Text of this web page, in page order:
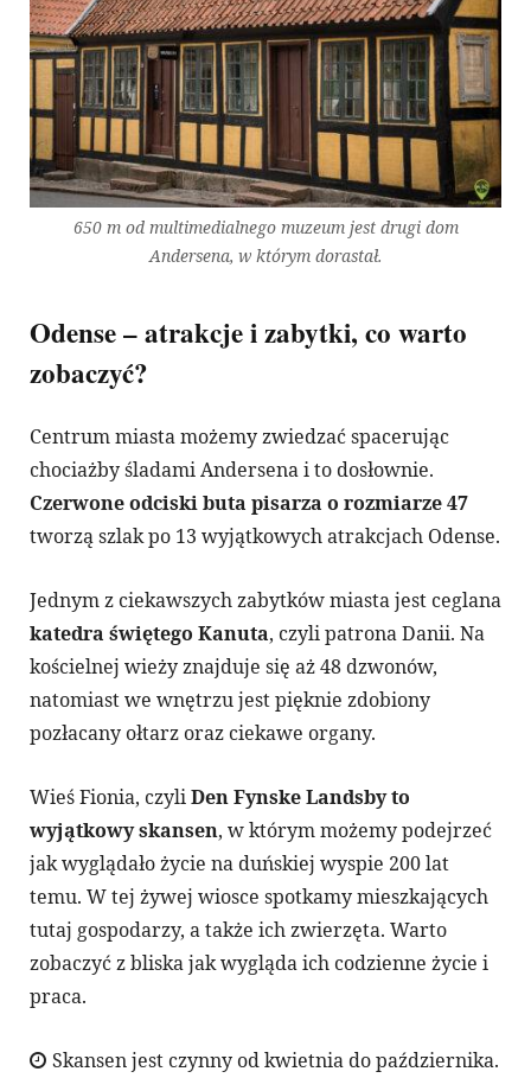
650 m od multimedialnego muzeum jest drugi dom
Andersena, w którym dorastał.
Odense – atrakcje i zabytki, co warto
zobaczyć?
Centrum miasta możemy zwiedzać spacerując
chociażby śladami Andersena i to dosłownie.
Czerwone odciski buta pisarza o rozmiarze 47
tworzą szlak po 13 wyjątkowych atrakcjach Odense.
Jednym z ciekawszych zabytków miasta jest ceglana
katedra świętego Kanuta, czyli patrona Danii. Na
kościelnej wieży znajduje się aż 48 dzwonów,
natomiast we wnętrzu jest pięknie zdobiony
pozłacany ołtarz oraz ciekawe organy.
Wieś Fionia, czyliDen Fynske Landsby to
wyjątkowy skansen, w którym możemy podejrzeć
jak wyglądało życie na duńskiej wyspie 200 lat
temu. W tej żywej wiosce spotkamy mieszkających
tutaj gospodarzy, a także ich zwierzęta. Warto
zobaczyć z bliska jak wygląda ich codzienne życie i
praca.
Skansen jest czynny od kwietnia do października.